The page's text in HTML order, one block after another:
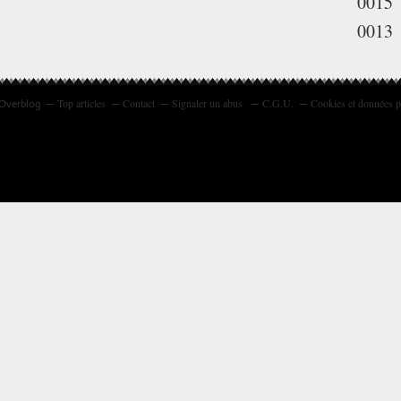
0013
Top articles Contact Signaler un abus C.G.U. Cookies et données